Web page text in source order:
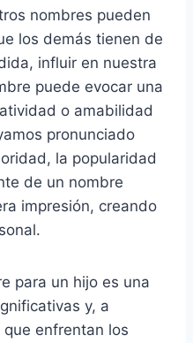
nombres pueden
los demás tienen de
influir en nuestra
puede evocar una
o amabilidad
pronunciado
la popularidad
de un nombre
impresión, creando
para un hijo es una
y, a
enfrentan los